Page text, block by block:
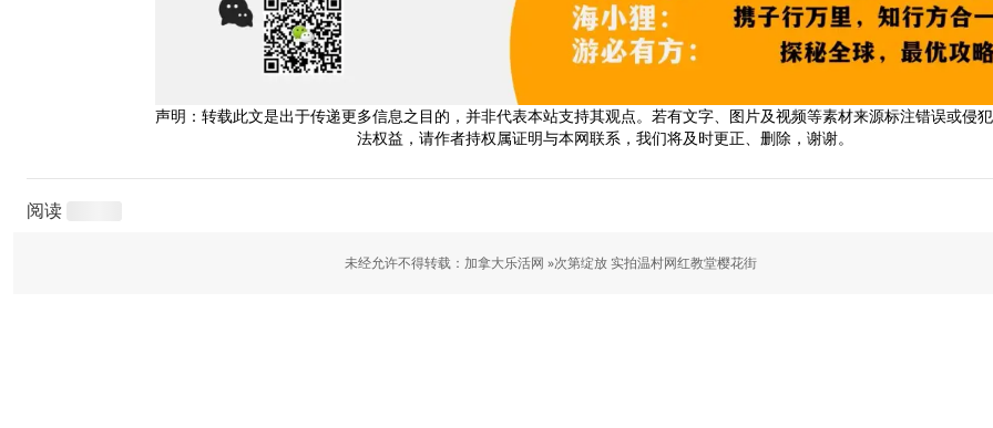
声明：转载此文是出于传递更多信息之目的，并非代表本站支持其观点。若有文字、图片及视频等素材来源标注错误或侵
法权益，请作者持权属证明与本网联系，我们将及时更正、删除，谢谢。
阅读
未经允许不得转载：加拿大乐活网 »次第绽放 实拍温村网红教堂樱花街